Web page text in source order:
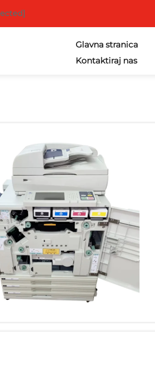
Glavna stranica
Kontaktiraj nas